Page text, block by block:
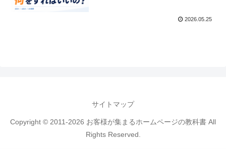
2026.05.25
サイトマップ
Copyright © 2011-2026 お客様が集まるホームページの教科書 All
Rights Reserved.